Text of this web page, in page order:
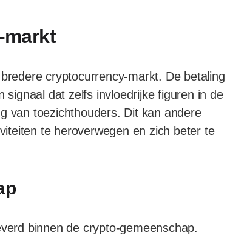
cryptocurrency-markt. De betaling
dat zelfs invloedrijke figuren in de
van toezichthouders. Dit kan andere
te heroverwegen en zich beter te
binnen de crypto-gemeenschap.